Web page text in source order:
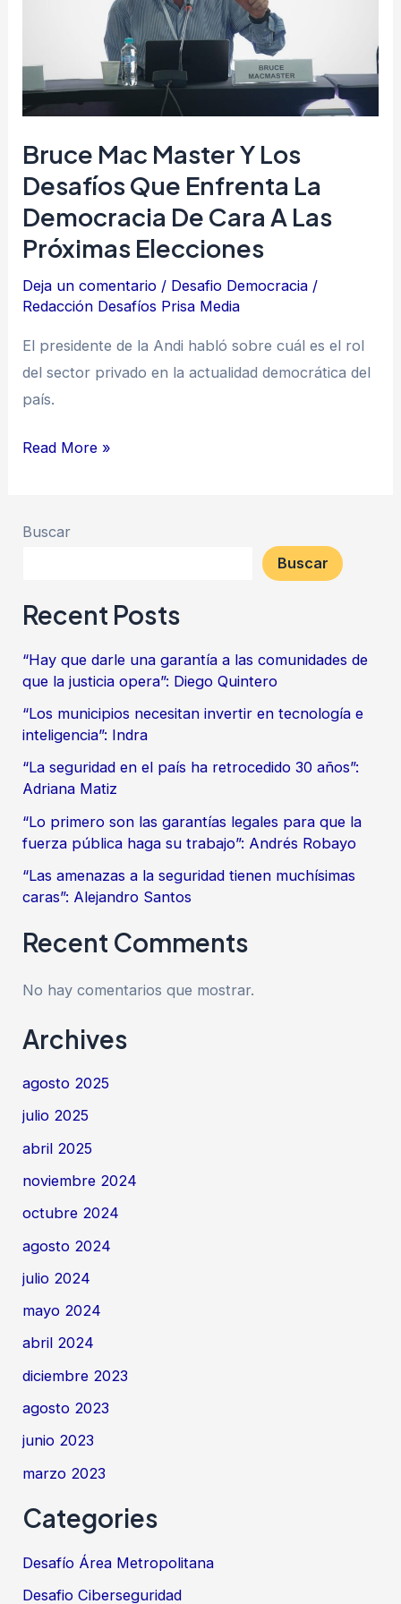
Bruce Mac Master Y Los
Desafíos Que Enfrenta La
Democracia De Cara A Las
Próximas Elecciones
Deja un comentario / Desafio Democracia /
Redacción Desafíos Prisa Media
El presidente de la Andi habló sobre cuál es el rol
del sector privado en la actualidad democrática del
país.
enfrenta
la
de
cara
a
las
elecciones
Read More »
Buscar
Buscar
Recent Posts
“Hay que darle una garantía a las comunidades de
que la justicia opera”: Diego Quintero
“Los municipios necesitan invertir en tecnología e
inteligencia”: Indra
“La seguridad en el país ha retrocedido 30 años”:
Adriana Matiz
“Lo primero son las garantías legales para que la
fuerza pública haga su trabajo”: Andrés Robayo
“Las amenazas a la seguridad tienen muchísimas
caras”: Alejandro Santos
Recent Comments
No hay comentarios que mostrar.
Archives
agosto 2025
julio 2025
abril 2025
noviembre 2024
octubre 2024
agosto 2024
julio 2024
mayo 2024
abril 2024
diciembre 2023
agosto 2023
junio 2023
marzo 2023
Categories
Desafío Área Metropolitana
Desafio Ciberseguridad